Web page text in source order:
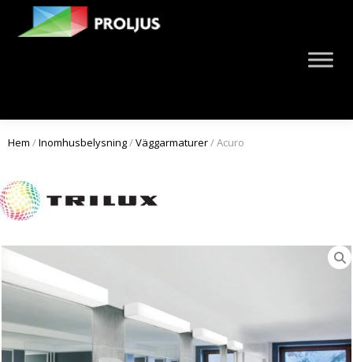
Hem /Inomhusbelysning/Väggarmaturer/ Acuro